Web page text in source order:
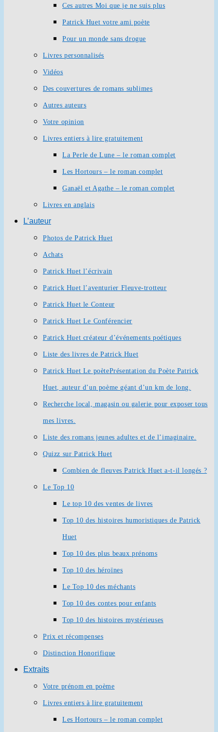
Ces autres Moi que je ne suis plus
Patrick Huet votre ami poète
Pour un monde sans drogue
Livres personnalisés
Vidéos
Des couvertures de romans sublimes
Autres auteurs
Votre opinion
Livres entiers à lire gratuitement
La Perle de Lune – le roman complet
Les Hortours – le roman complet
Ganaël et Agathe – le roman complet
Livres en anglais
L’auteur
Photos de Patrick Huet
Achats
Patrick Huet l’écrivain
Patrick Huet l’aventurier Fleuve-trotteur
Patrick Huet le Conteur
Patrick Huet Le Conférencier
Patrick Huet créateur d’événements poétiques
Liste des livres de Patrick Huet
Patrick Huet Le poètePrésentation du Poète Patrick
Huet, auteur d’un poème géant d’un km de long.
Recherche local, magasin ou galerie pour exposer tous
mes livres.
Liste des romans jeunes adultes et de l’imaginaire.
Quizz sur Patrick Huet
Combien de fleuves Patrick Huet a-t-il longés ?
Le Top 10
Le top 10 des ventes de livres
Top 10 des histoires humoristiques de Patrick
Huet
Top 10 des plus beaux prénoms
Top 10 des héroïnes
Le Top 10 des méchants
Top 10 des contes pour enfants
Top 10 des histoires mystérieuses
Prix et récompenses
Distinction Honorifique
Extraits
Votre prénom en poème
Livres entiers à lire gratuitement
Les Hortours – le roman complet